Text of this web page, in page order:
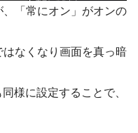
「常にオン」がオンの
なくなり画面を真っ暗
様に設定することで、